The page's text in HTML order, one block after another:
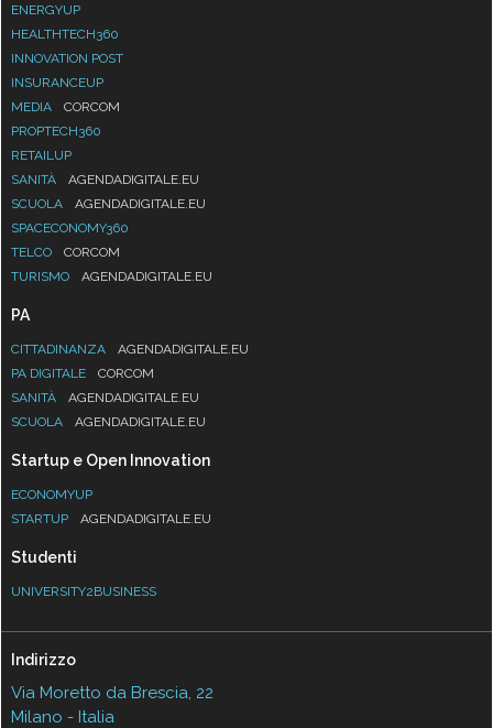
ENERGYUP
HEALTHTECH360
INNOVATION POST
INSURANCEUP
MEDIA
CORCOM
PROPTECH360
RETAILUP
SANITÀ
AGENDADIGITALE.EU
SCUOLA
AGENDADIGITALE.EU
SPACECONOMY360
TELCO
CORCOM
TURISMO
AGENDADIGITALE.EU
PA
CITTADINANZA
AGENDADIGITALE.EU
PA DIGITALE
CORCOM
SANITÀ
AGENDADIGITALE.EU
SCUOLA
AGENDADIGITALE.EU
Startup e Open Innovation
ECONOMYUP
STARTUP
AGENDADIGITALE.EU
Studenti
UNIVERSITY2BUSINESS
Indirizzo
Via Moretto da Brescia, 22
Milano - Italia